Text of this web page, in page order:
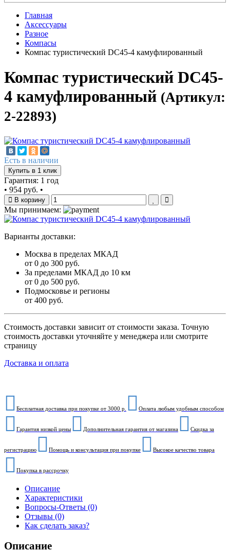
Главная
Аксессуары
Разное
Компасы
Компас туристический DC45-4 камуфлированный
Компас туристический DC45-
4 камуфлированный (Артикул:
2-22893)
Есть в наличии
Купить в 1 клик
Гарантия: 1 год
• 954 руб. •
В корзину
Мы принимаем:
Варианты доставки:
Москва в пределах МКАД
от 0 до 300 руб.
За пределами МКАД до 10 км
от 0 до 500 руб.
Подмосковье и регионы
от 400 руб.
Стоимость доставки зависит от стоимости заказа. Точную
стоимость доставки уточняйте у менеджера или смотрите
страницу
Доставка и оплата
Бесплатная доставка при покупке от 3000 р. Оплата любым удобным способом
Гарантия низкой цены Дополнительная гарантия от магазина Скидка за
регистрацию Помощь и консультация при покупке Высокое качество товара
Покупка в рассрочку
Описание
Характеристики
Вопросы-Ответы (0)
Отзывы (0)
Как сделать заказ?
Описание